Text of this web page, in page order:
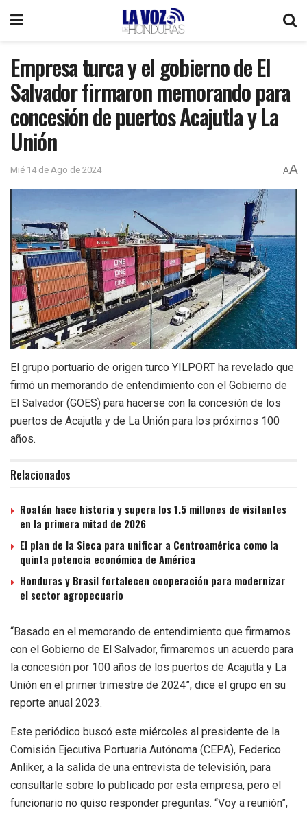
Empresa turca y el gobierno de El
Salvador firmaron memorando para
concesión de puertos Acajutla y La
Unión
Mié 14 de Ago de 2024 AA
El grupo portuario de origen turco YILPORT ha revelado que
firmó un memorando de entendimiento con el Gobierno de
El Salvador (GOES) para hacerse con la concesión de los
puertos de Acajutla y de La Unión para los próximos 100
años.
Relacionados
Roatán hace historia y supera los 1.5 millones de visitantes
en la primera mitad de 2026
El plan de la Sieca para unificar a Centroamérica como la
quinta potencia económica de América
Honduras y Brasil fortalecen cooperación para modernizar
el sector agropecuario
“Basado en el memorando de entendimiento que firmamos
con el Gobierno de El Salvador, firmaremos un acuerdo para
la concesión por 100 años de los puertos de Acajutla y La
Unión en el primer trimestre de 2024”, dice el grupo en su
reporte anual 2023.
Este periódico buscó este miércoles al presidente de la
Comisión Ejecutiva Portuaria Autónoma (CEPA), Federico
Anliker, a la salida de una entrevista de televisión, para
consultarle sobre lo publicado por esta empresa, pero el
funcionario no quiso responder preguntas. “Voy a reunión”,